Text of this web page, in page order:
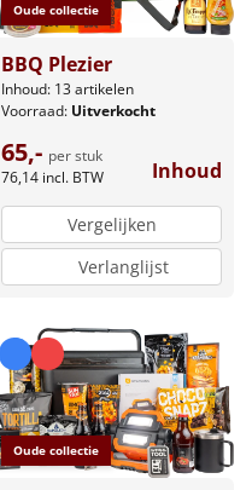
Oude collectie
BBQ Plezier
Inhoud: 13 artikelen
Voorraad: Uitverkocht
65,- per stuk
76,14 incl. BTW Inhoud
Vergelijken
Verlanglijst
Oude collectie